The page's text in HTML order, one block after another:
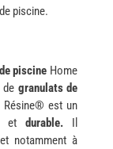
piscine.
piscine Home
granulats de
Résine® est un
etdurable. Il
notamment à